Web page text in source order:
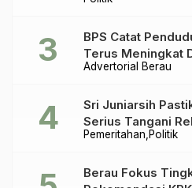
Advertorial Berau
BPS Catat
Terus Meningkat
Pemeritahan Politik
Sri Juniarsih
Serius Tangani
Praktik Ilegal
Berau Fokus